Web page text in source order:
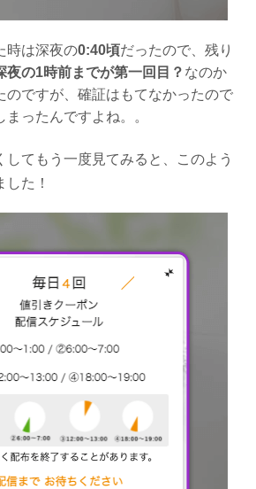
時は深夜の0:40頃だったので、残り
夜の1時前までが第一回目？ なのか
のですが、確証はもてなかったので
ったんですよね。。
してもう一度見てみると、このよう
た！